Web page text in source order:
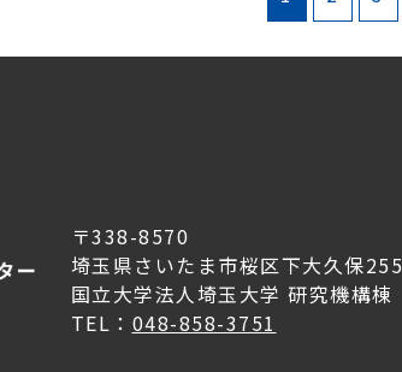
〒338-8570
埼玉県さいたま市桜区下大久保255
国立大学法人埼玉大学 研究機構棟
TEL： 048-858-3751